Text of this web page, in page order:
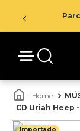
CD Uriah Heep